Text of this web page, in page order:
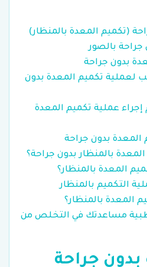
(تكميم المعدة بالمنظار)
جراحة بالصور
بدون جراحة
لعملية تكميم المعدة بدون
عملية تكميم المعدة
المعدة بدون جراحة
بالمنظار بدون جراحة؟
المعدة بالمنظار؟
التكميم بالمنظار
المعدة بالمنظار؟
مساعدتك في التخلص من
بدون جراحة